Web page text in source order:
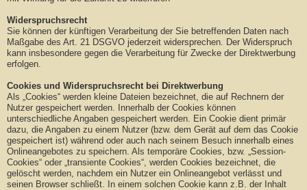
Widerspruchsrecht
Sie können der künftigen Verarbeitung der Sie betreffenden Daten nach
Maßgabe des Art. 21 DSGVO jederzeit widersprechen. Der Widerspruch
kann insbesondere gegen die Verarbeitung für Zwecke der Direktwerbung
erfolgen.
Cookies und Widerspruchsrecht bei Direktwerbung
Als „Cookies“ werden kleine Dateien bezeichnet, die auf Rechnern der
Nutzer gespeichert werden. Innerhalb der Cookies können
unterschiedliche Angaben gespeichert werden. Ein Cookie dient primär
dazu, die Angaben zu einem Nutzer (bzw. dem Gerät auf dem das Cookie
gespeichert ist) während oder auch nach seinem Besuch innerhalb eines
Onlineangebotes zu speichern. Als temporäre Cookies, bzw. „Session-
Cookies“ oder „transiente Cookies“, werden Cookies bezeichnet, die
gelöscht werden, nachdem ein Nutzer ein Onlineangebot verlässt und
seinen Browser schließt. In einem solchen Cookie kann z.B. der Inhalt